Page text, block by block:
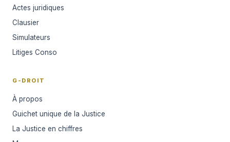
Actes juridiques
Clausier
Simulateurs
Litiges Conso
G-DROIT
À propos
Guichet unique de la Justice
La Justice en chiffres